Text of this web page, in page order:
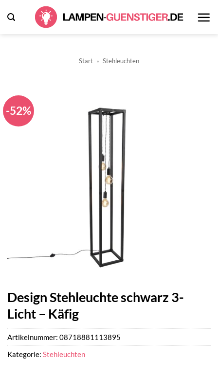
Inhalt
Start » Stehleuchten
-52%
Design Stehleuchte schwarz 3-
Licht – Käfig
Artikelnummer: 08718881113895
Kategorie: Stehleuchten